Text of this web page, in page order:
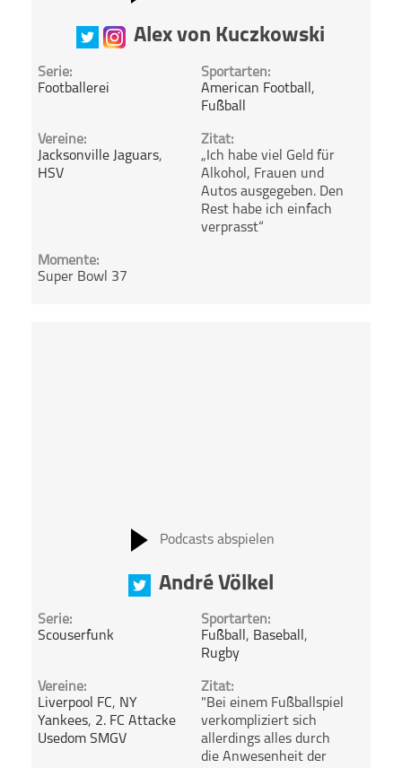
Alex von Kuczkowski
Serie:
Footballerei
Sportarten:
American Football ,
Fußball
Vereine:
Jacksonville Jaguars,
HSV
Zitat:
„Ich habe viel Geld für
Alkohol, Frauen und
Autos ausgegeben. Den
Rest habe ich einfach
verprasst“
Momente:
Super Bowl 37
Podcasts abspielen
André Völkel
Serie:
Scouserfunk
Sportarten:
Fußball , Baseball ,
Rugby
Vereine:
Liverpool FC, NY
Yankees, 2. FC Attacke
Usedom SMGV
Zitat:
"Bei einem Fußballspiel
verkompliziert sich
allerdings alles durch
die Anwesenheit der